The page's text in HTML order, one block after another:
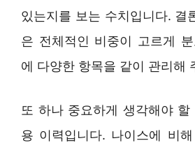
있는지를 보는 수치입니다. 결
은 전체적인 비중이 고르게
에 다양한 항목을 같이 관리해
또 하나 중요하게 생각해야
용 이력입니다. 나이스에 비